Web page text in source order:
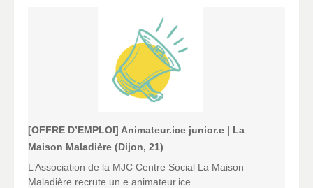
[OFFRE D’EMPLOI] Animateur.ice junior.e | La
Maison Maladière (Dijon, 21)
L’Association de la MJC Centre Social La Maison
Maladière recrute un.e animateur.ice